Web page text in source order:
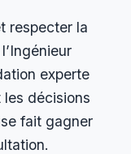
respecter la
experte
les décisions
fait gagner